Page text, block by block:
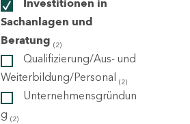
Investitionen in
Sachanlagen und
Beratung (2)
Qualifizierung/Aus- und
Weiterbildung/Personal (2)
Unternehmensgründun
g (2)